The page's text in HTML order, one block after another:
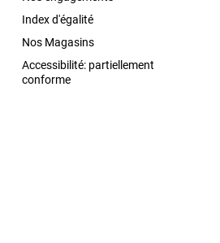
Index d'égalité
Nos Magasins
Accessibilité: partiellement
conforme